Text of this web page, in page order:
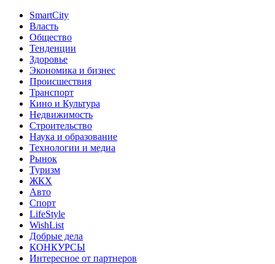
SmartCity
Власть
Общество
Тенденции
Здоровье
Экономика и бизнес
Происшествия
Транспорт
Кино и Культура
Недвижимость
Строительство
Наука и образование
Технологии и медиа
Рынок
Туризм
ЖКХ
Авто
Спорт
LifeStyle
WishList
Добрые дела
КОНКУРСЫ
Интересное от партнеров